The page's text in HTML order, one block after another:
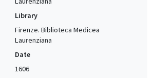
Library
Firenze. Biblioteca Medicea
Laurenziana
Date
1606